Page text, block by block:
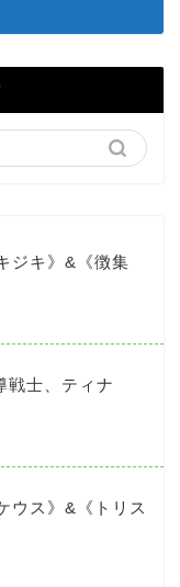
ジキ》&《徴集
戦士、ティナ
ウス》&《トリス